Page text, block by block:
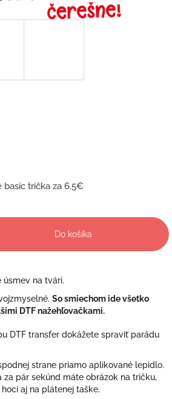
trička za 6.5€
Do košíka
na tvári.
So smiechom ide všetko
DTF nažehľovačkami.
DTF transfer dokážete spraviť parádu
strane priamo aplikované lepidlo.
za pár sekúnd máte obrázok na tričku,
aj na plátenej taške.